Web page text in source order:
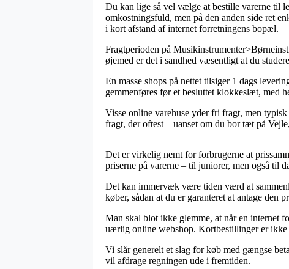
Du kan lige så vel vælge at bestille varerne til
omkostningsfuld, men på den anden side ret
i kort afstand af internet forretningens bopæl.
Fragtperioden på
øjemed er det i sandhed væsentligt at du
En masse shops på nettet tilsiger 1 dags
gemmenføres før et besluttet klokkeslæt, med
Visse online varehuse yder fri fragt, men
fragt, der oftest – uanset om du bor tæt på
Det er virkelig nemt for forbrugerne at
priserne på varerne – til juniorer, men også til
Det kan immervæk være tiden værd at
køber, sådan at du er garanteret at antage den
Man skal blot ikke glemme, at når en internet
uærlig online webshop. Kortbestillinger er ikke
Vi slår generelt et slag for køb med gængse
vil afdrage regningen ude i fremtiden.